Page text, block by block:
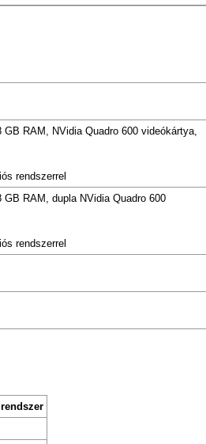
RAM, NVidia Quadro 600 videókártya,
rendszerrel
RAM, dupla NVidia Quadro 600
rendszerrel